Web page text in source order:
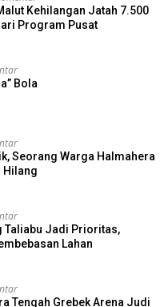
Kehilangan Jatah 7.500
Program Pusat
Bola
Seorang Warga Halmahera
Hilang
Taliabu Jadi Prioritas,
Lahan
Tengah Grebek Arena Judi